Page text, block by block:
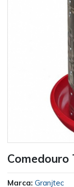
Comedouro
Marca: Granjtec